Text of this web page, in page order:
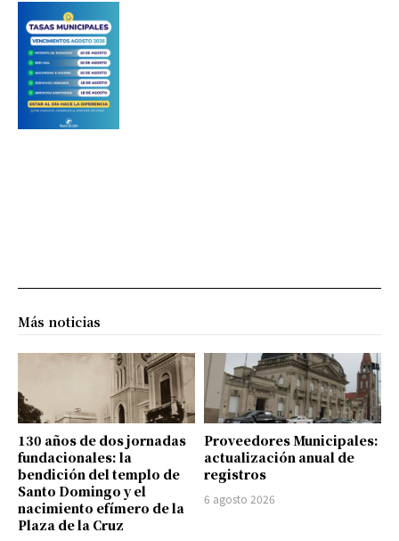
Más noticias
130 años de dos jornadas
fundacionales: la
bendición del templo de
Santo Domingo y el
nacimiento efímero de la
Plaza de la Cruz
Proveedores Municipales:
actualización anual de
registros
6 agosto 2026